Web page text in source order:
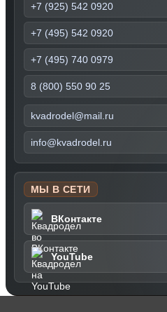
+7 (925) 542 0920
+7 (495) 542 0920
+7 (495) 740 0979
8 (800) 550 90 25
kvadrodel@mail.ru
info@kvadrodel.ru
МЫ В СЕТИ
ВКонтакте
YouTube